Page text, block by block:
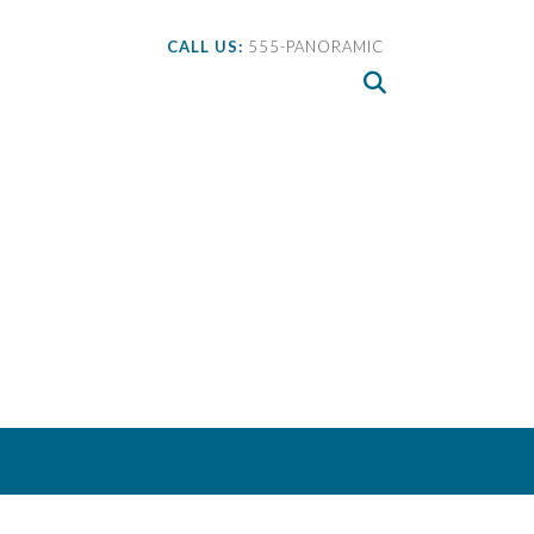
CALL US: 555-PANORAMIC